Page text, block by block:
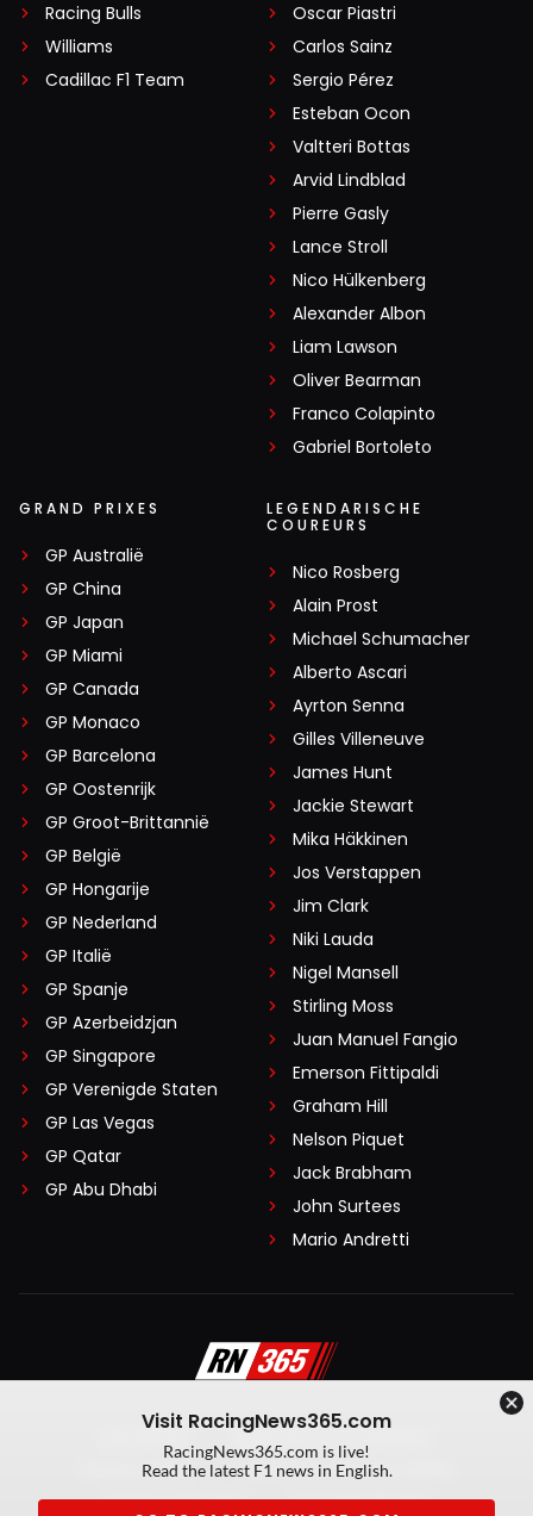
Racing Bulls
Williams
Cadillac F1 Team
Oscar Piastri
Carlos Sainz
Sergio Pérez
Esteban Ocon
Valtteri Bottas
Arvid Lindblad
Pierre Gasly
Lance Stroll
Nico Hülkenberg
Alexander Albon
Liam Lawson
Oliver Bearman
Franco Colapinto
Gabriel Bortoleto
GRAND PRIXES
GP Australië
GP China
GP Japan
GP Miami
GP Canada
GP Monaco
GP Barcelona
GP Oostenrijk
GP Groot-Brittannië
GP België
GP Hongarije
GP Nederland
GP Italië
GP Spanje
GP Azerbeidzjan
GP Singapore
GP Verenigde Staten
GP Las Vegas
GP Qatar
GP Abu Dhabi
LEGENDARISCHE
COUREURS
Nico Rosberg
Alain Prost
Michael Schumacher
Alberto Ascari
Ayrton Senna
Gilles Villeneuve
James Hunt
Jackie Stewart
Mika Häkkinen
Jos Verstappen
Jim Clark
Niki Lauda
Nigel Mansell
Stirling Moss
Juan Manuel Fangio
Emerson Fittipaldi
Graham Hill
Nelson Piquet
Jack Brabham
John Surtees
Mario Andretti
Algemene voorwaarden
Privacy Policy
Created by On Your Marks
Privacy manager
Kansspeluitingen
Visit RacingNews365.com
RacingNews365.com is live!
Read the latest F1 news in English.